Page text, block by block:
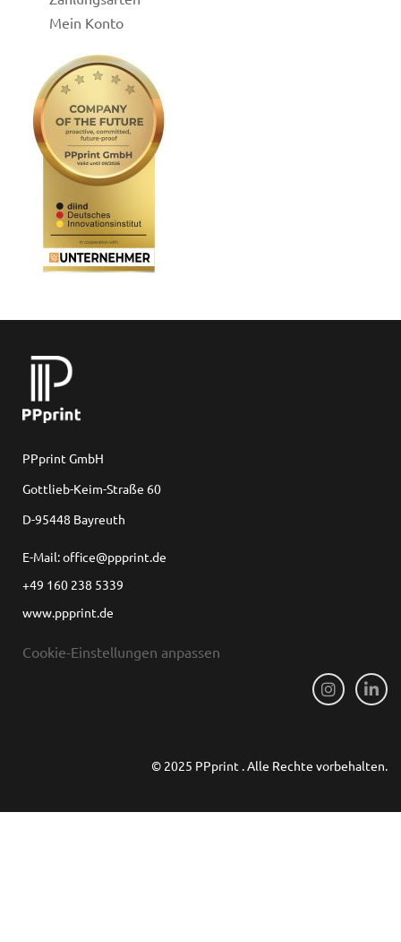
Mein Konto
PPprint GmbH
Gottlieb-Keim-Straße 60
D-95448 Bayreuth
E-Mail: office@ppprint.de
+49 160 238 5339
www.ppprint.de
Cookie-Einstellungen anpassen
© 2025 PPprint . Alle Rechte vorbehalten.